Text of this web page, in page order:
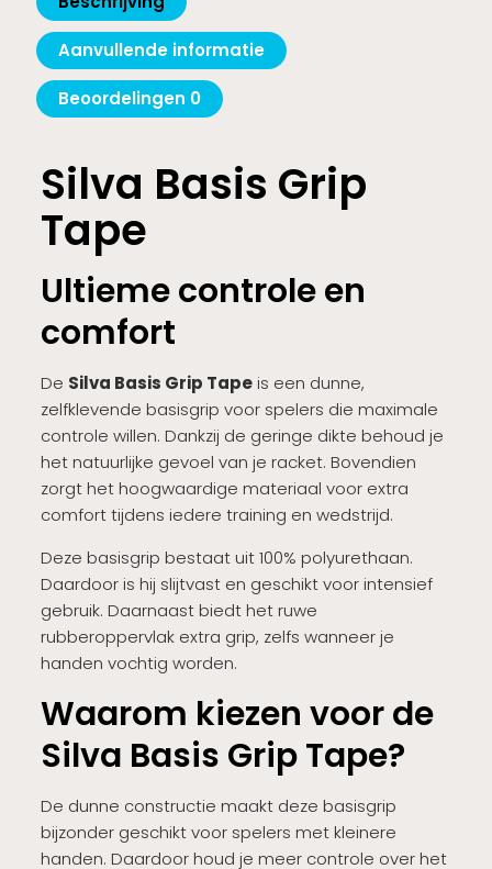
Aanvullende informatie
Beoordelingen 0
Silva Basis Grip
Tape
Ultieme controle en
comfort
De Silva Basis Grip Tapeis een dunne,
zelfklevende basisgrip voor spelers die maximale
controle willen. Dankzij de geringe dikte behoud je
het natuurlijke gevoel van je racket. Bovendien
zorgt het hoogwaardige materiaal voor extra
comfort tijdens iedere training en wedstrijd.
Deze basisgrip bestaat uit 100% polyurethaan.
Daardoor is hij slijtvast en geschikt voor intensief
gebruik. Daarnaast biedt het ruwe
rubberoppervlak extra grip, zelfs wanneer je
handen vochtig worden.
Waarom kiezen voor de
Silva Basis Grip Tape?
De dunne constructie maakt deze basisgrip
bijzonder geschikt voor spelers met kleinere
handen. Daardoor houd je meer controle over het